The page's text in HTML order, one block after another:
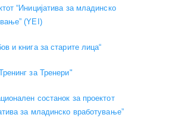
“Иницијатива за младинско
(YEI)
и книга за старите лица“
за Тренери"
состанок за проектот
за младинско вработување”